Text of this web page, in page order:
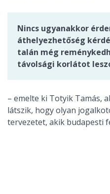
Nincs ugyanakkor
áthelyezhetőség
talán még
távolsági korlátot
– emelte ki Totyik Tamás,
látszik, hogy olyan
tervezetet, akik budapesti